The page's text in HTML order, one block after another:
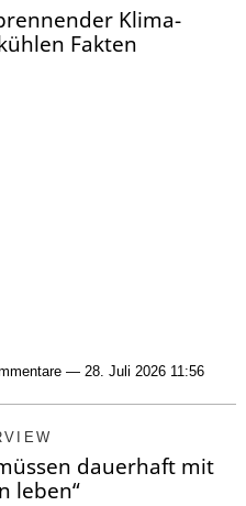
Klima-
Fakten
— 28. Juli 2026 11:56
dauerhaft mit
leben“